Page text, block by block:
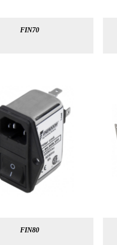
FIN70
FIN80